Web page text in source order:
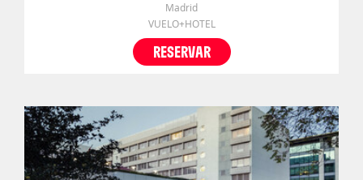
Madrid
VUELO+HOTEL
RESERVAR